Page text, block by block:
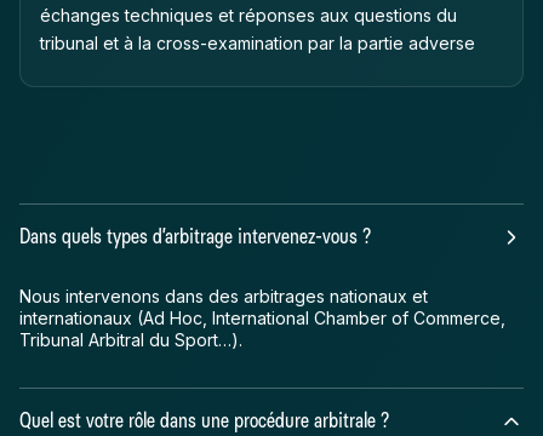
échanges techniques et réponses aux questions du
tribunal et à la cross-examination par la partie adverse
Dans quels types d’arbitrage intervenez-vous ?
Nous intervenons dans des arbitrages nationaux et
internationaux (Ad Hoc, International Chamber of Commerce,
Tribunal Arbitral du Sport…).
Quel est votre rôle dans une procédure arbitrale ?